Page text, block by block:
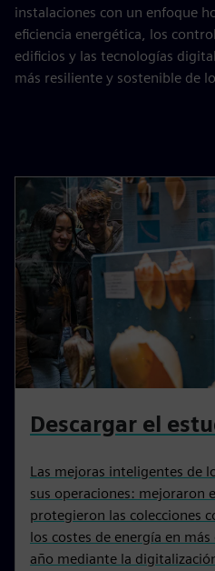
instalaciones con un enfoque
eficiencia energética, los
edificios y las tecnologías
más resiliente y sostenible de
Descargar el
Las mejoras inteligentes de
sus operaciones: mejoraron
protegieron las colecciones
los costes de energía en
año mediante la